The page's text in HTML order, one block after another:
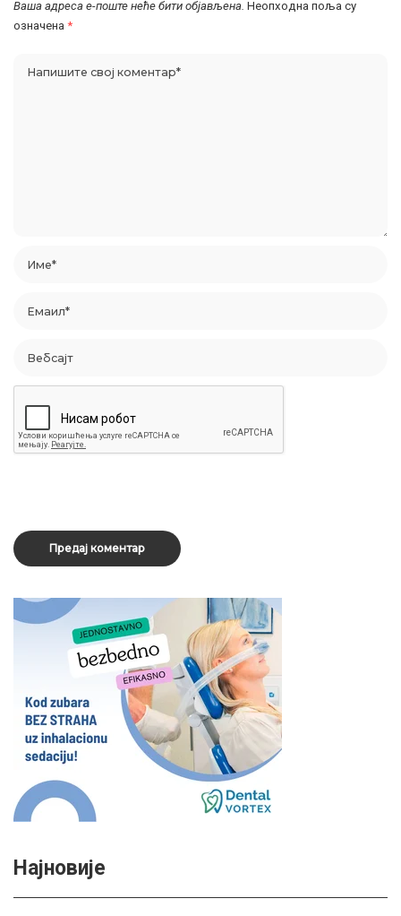
Ваша адреса е-поште неће бити објављена. Неопходна поља су
означена *
Најновије